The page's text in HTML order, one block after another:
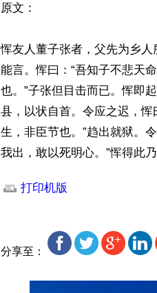
原文：
恽友人董子张者，父先为乡
能言。恽曰：“吾知子不悲天
也。”子张但目击而已。恽即
县，以状自首。令应之迟，
生，非臣节也。”趋出就狱。
我出，敢以死明心。”恽得此
打印机版
分享至：